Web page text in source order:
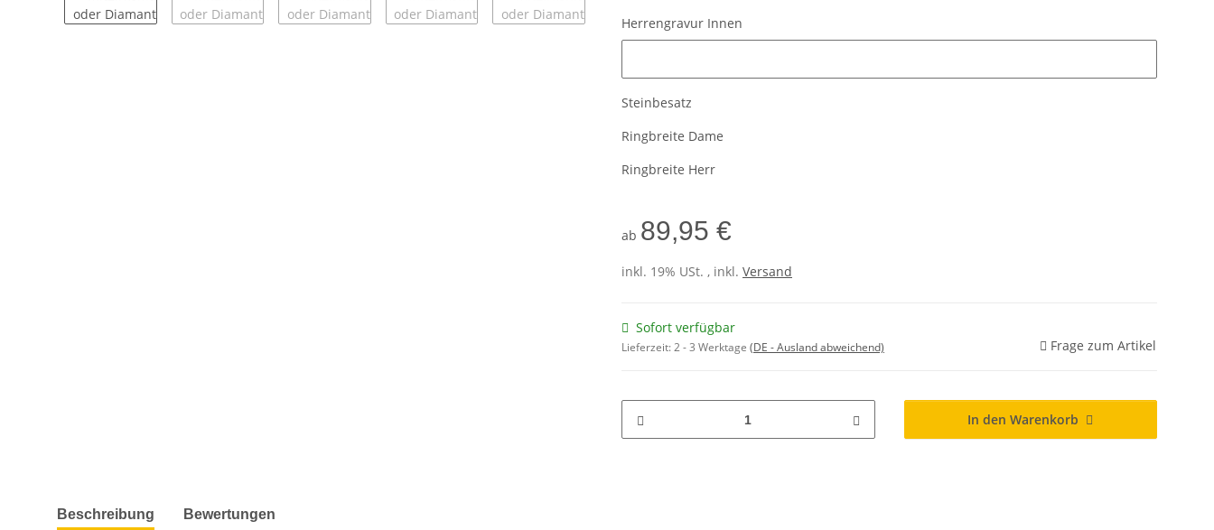
Herrengravur Innen
Steinbesatz
Ringbreite Dame
Ringbreite Herr
ab 89,95 €
inkl. 19% USt. , inkl. Versand
Sofort verfügbar
Lieferzeit:2 - 3 Werktage (DE - Ausland abweichend) Frage zum Artikel
In den Warenkorb
weitere Registerkarten anzeigen
Beschreibung Bewertungen